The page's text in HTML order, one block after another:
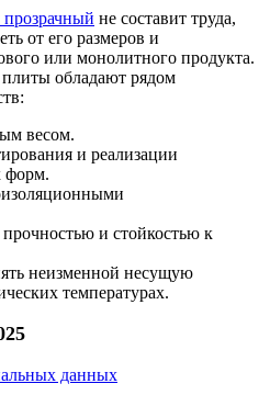
не составит труда,
от его размеров и
или монолитного продукта.
обладают рядом
весом.
и реализации
форм.
и стойкостью к
неизменной несущую
температурах.
данных